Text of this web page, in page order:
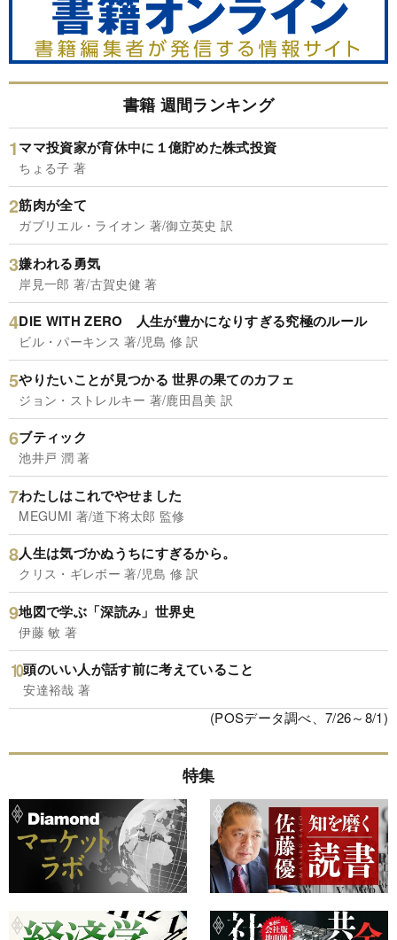
書籍 週間ランキング
ママ投資家が育休中に１億貯めた株式投資
ちょる子 著
筋肉が全て
ガブリエル・ライオン 著/御立英史 訳
嫌われる勇気
岸見一郎 著/古賀史健 著
DIE WITH ZERO 人生が豊かになりすぎる究極のルール
ビル・パーキンス 著/児島 修 訳
やりたいことが見つかる 世界の果てのカフェ
ジョン・ストレルキー 著/鹿田昌美 訳
ブティック
池井戸 潤 著
わたしはこれでやせました
MEGUMI 著/道下将太郎 監修
人生は気づかぬうちにすぎるから。
クリス・ギレボー 著/児島 修 訳
地図で学ぶ「深読み」世界史
伊藤 敏 著
頭のいい人が話す前に考えていること
安達裕哉 著
(POSデータ調べ、7/26～8/1)
特集